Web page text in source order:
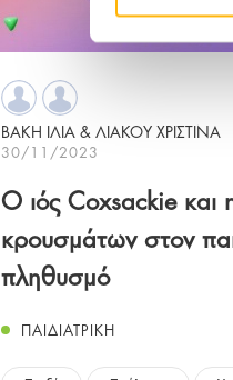
ΒΑΚΗ ΙΛΙΑ & ΛΙΑΚΟΥ ΧΡΙΣΤΙΝΑ
30/11/2023
Ο ιός Coxsackie και
κρουσμάτων στον
πληθυσμό
ΠΑΙΔΙΑΤΡΙΚΗ